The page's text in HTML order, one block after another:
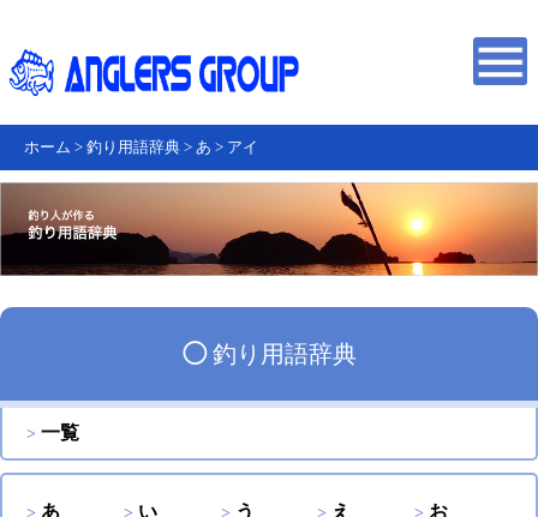
ホーム > 釣り用語辞典 > あ > アイ
◯釣り用語辞典
一覧
あ い う え
お